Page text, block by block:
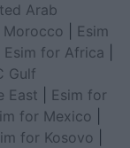
Arab
Morocco
Esim
Esim for Africa
Gulf
East
Esim for
for Mexico
for Kosovo